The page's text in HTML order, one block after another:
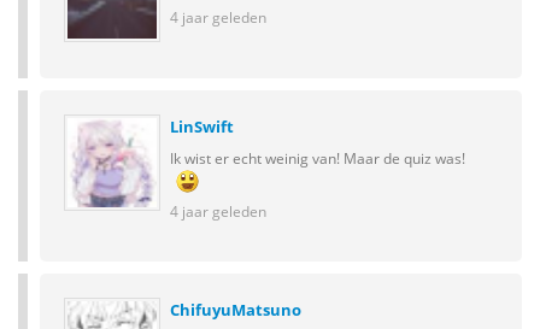
4 jaar geleden
LinSwift
Ik wist er echt weinig van! Maar de quiz was!
4 jaar geleden
ChifuyuMatsuno